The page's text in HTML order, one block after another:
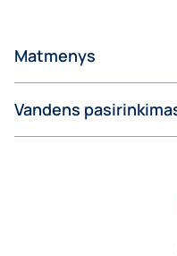
Matmenys
Vandens